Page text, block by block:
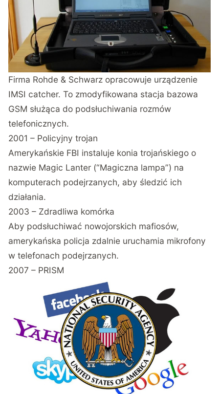
Firma Rohde & Schwarz opracowuje urządzenie
IMSI catcher. To zmodyfikowana stacja bazowa
GSM służąca do podsłuchiwania rozmów
telefonicznych.
2001 – Policyjny trojan
Amerykańskie FBI instaluje konia trojańskiego o
nazwie Magic Lanter (“Magiczna lampa”) na
komputerach podejrzanych, aby śledzić ich
działania.
2003 – Zdradliwa komórka
Aby podsłuchiwać nowojorskich mafiosów,
amerykańska policja zdalnie uruchamia mikrofony
w telefonach podejrzanych.
2007 – PRISM